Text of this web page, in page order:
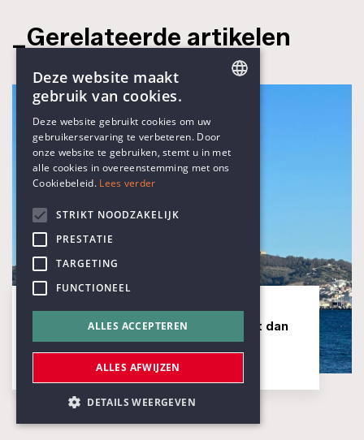
_Gerelateerde artikelen
blog
Ceuta: wanneer migratie méér wordt dan
migratie
4 AUGUSTUS 2026
DUTCH
Deze website maakt
gebruik van cookies.
Deze website gebruikt cookies om uw
gebruikerservaring te verbeteren. Door
onze website te gebruiken, stemt u in met
alle cookies in overeenstemming met ons
Cookiebeleid. Lees verder
STRIKT NOODZAKELIJK
PRESTATIE
TARGETING
FUNCTIONEEL
ALLES ACCEPTEREN
ALLES AFWIJZEN
DETAILS WEERGEVEN